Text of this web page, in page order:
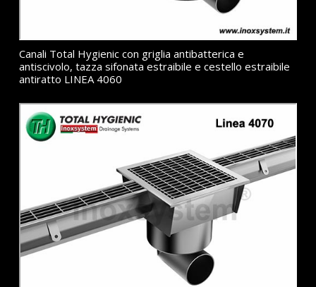
Canali Total Hygienic con griglia antibatterica e
antiscivolo, tazza sifonata estraibile e cestello estraibile
antiratto LINEA 4060